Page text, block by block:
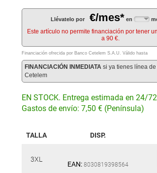
Llévatelo por €/mes* en
Este artículo no permite financiación por tener
a 90 €.
Financiación ofrecida por Banco Cetelem S.A.U. Válido hasta
FINANCIACIÓN INMEDIATA si ya tienes línea
Cetelem
EN STOCK. Entrega estimada en 24/
Gastos de envío: 7,50 € (Península)
TALLA DISP.
3XL
EAN: 8030819398564